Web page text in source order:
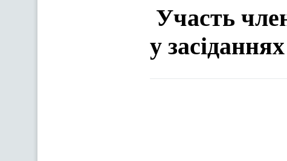
Участь
у